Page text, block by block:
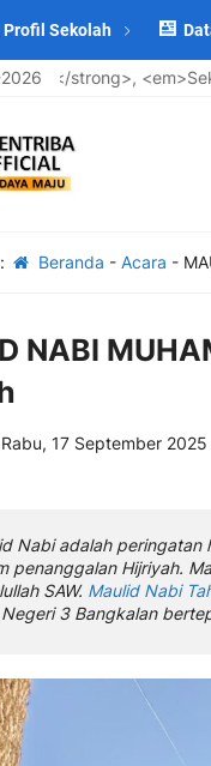
Profil Sekolah
Maju ....
Beranda - Acara -
NABI
Rabu, 17 September 2025
Nabi adalah peringatan
penanggalan Hijriyah.
SAW. Maulid Nabi
Negeri 3 Bangkalan